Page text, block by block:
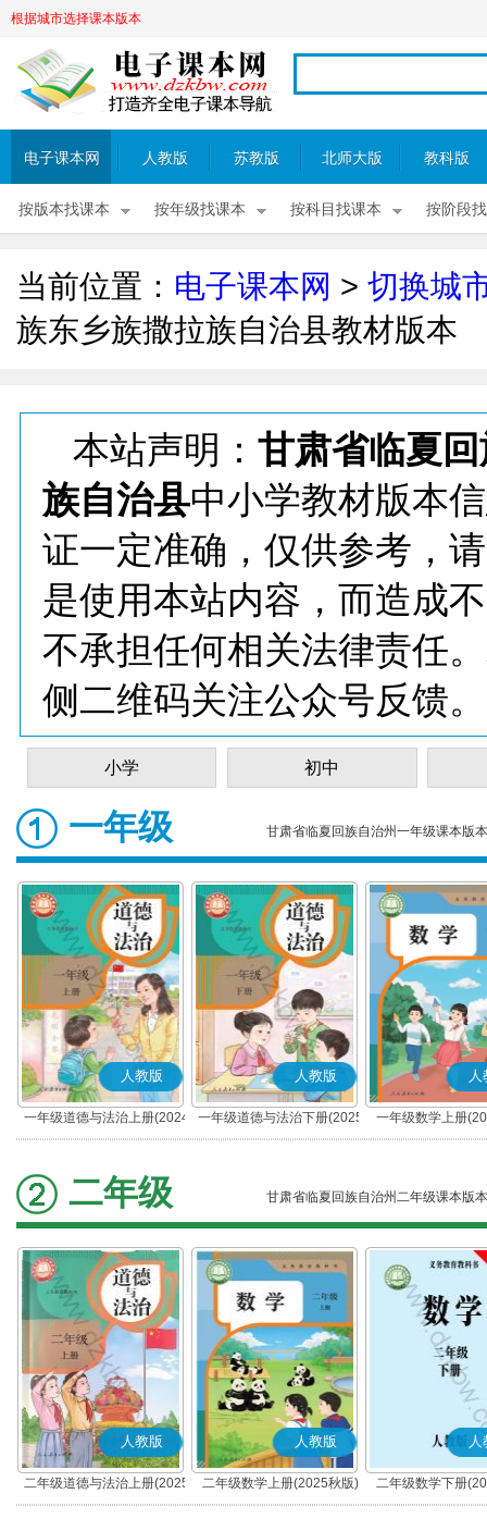
根据城市选择课本版本
电子课本网 人教版 苏教版 北师大版 教科版
按版本找课本 按年级找课本 按科目找课本 按阶段
当前位置： 电子课本网 > 切换城
族东乡族撒拉族自治县教材版本
本站声明： 甘肃省临夏
族自治县中小学教材版本
证一定准确，仅供参考，
是使用本站内容，而造成
不承担任何相关法律责任
侧二维码关注公众号反馈。
小学 初中
一年级 甘肃省临夏回族自治州一年级课本版本
人教版
一年级道德与法治上册(2024
秋版)(部编版)
人教版
一年级道德与法治下册(2025
春版)(部编版)
人
一年级数学上册
二年级 甘肃省临夏回族自治州二年级课本版本
人教版
二年级道德与法治上册(2025
秋版)(部编版)
人教版
二年级数学上册(2025秋版)
人
二年级数学下册